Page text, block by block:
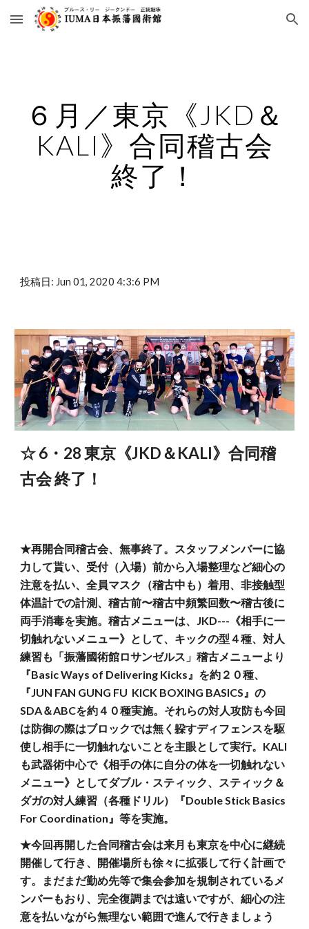
Skip to main content Skip to navigation
６月／東京《JKD＆
KALI》合同稽古会
終了！
投稿日: Jun 01, 2020 4:3:6 PM
☆ 6・28 東京《JKD＆KALI》合同稽
古会 終了！
★再開合同稽古会、無事終了。スタッフメンバーに協
力して貰い、受付（入場）前から入場整理など細心の
注意を払い、全員マスク（稽古中も）着用、非接触型
体温計での計測、稽古前〜稽古中頻繁回数〜稽古後に
両手消毒を実施。稽古メニューは、JKD---《相手に一
切触れないメニュー》として、キックの型４種、対人
練習も「振藩國術館ロサンゼルス」稽古メニューより
『Basic Ways of Delivering Kicks』を約２０種、
『JUN FAN GUNG FU KICK BOXING BASICS』の
SDA＆ABCを約４０種実施。それらの対人攻防も今回
は防御の際はブロックでは無く躱すディフェンスを駆
使し相手に一切触れないことを主眼として実行。KALI
も武器術中心で《相手の体に自分の体を一切触れない
メニュー》としてダブル・スティック、スティック＆
ダガの対人練習（各種ドリル）『Double Stick Basics
For Coordination』等を実施。
★今回再開した合同稽古会は来月も東京を中心に継続
開催して行き、開催場所も徐々に拡張して行く計画で
す。まだまだ勤め先等で集会参加を規制されているメ
ンバーもおり、完全復調までは遠いですが、細心の注
意を払いながら無理ない範囲で進んで行きましょう